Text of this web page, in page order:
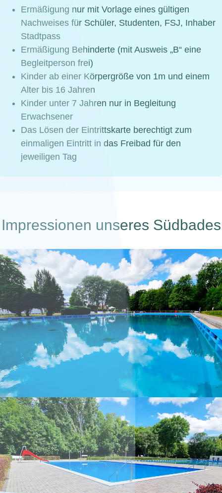
Ermäßigung nur mit Vorlage eines gültigen
Nachweises für Schüler, Studenten, FSJ, Inhaber
Stadtpass
Ermäßigung Behinderte (mit Ausweis „B“ eine
Begleitperson frei)
Kinder ab einer Körpergröße von 1m und einem
Alter bis 16 Jahren
Kinder unter 7 Jahren nur in Begleitung
Erwachsener
Das Lösen der Eintrittskarte berechtigt zum
einmaligen Eintritt in das Freibad für den
jeweiligen Tag
Impressionen unseres Südbades